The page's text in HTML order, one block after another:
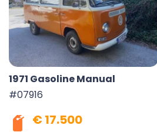
1971 Gasoline Manual
#07916
€ 17.500